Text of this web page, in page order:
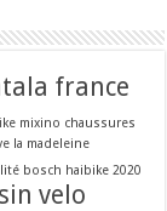
france
mixino chaussures
la madeleine
bosch haibike 2020
velo